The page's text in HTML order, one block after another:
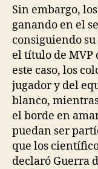
Sin embargo,
ganando en el
consiguiendo
el título de MVP
este caso, los
jugador y del
blanco,
el borde en
puedan ser
que los
declaró Guerra